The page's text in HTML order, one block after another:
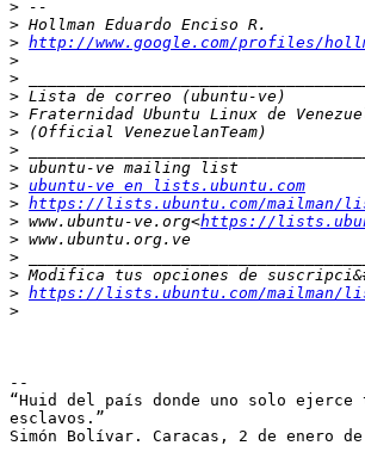
>
>
> http://www.google.com/profiles/
>
>
>
>
>
>
>
> ubuntu-ve en lists.ubuntu.com
> https://lists.ubuntu.com/mailman/
> www.ubuntu-ve.org<https://
>
>
>
> https://lists.ubuntu.com/mailman/
>
--
“Huid del país donde uno solo
esclavos.”